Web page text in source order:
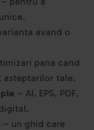
avand o
pana cand
asteptarilor tale.
– AI, EPS, PDF,
– un ghid care